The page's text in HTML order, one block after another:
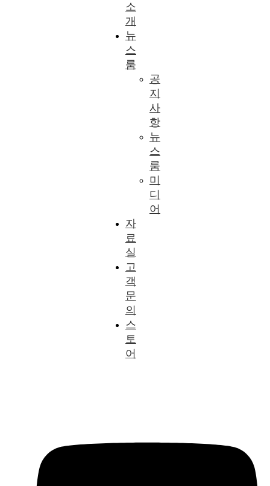
소
개
뉴
스
룸
공
지
사
항
뉴
스
룸
미
디
어
자
료
실
고
객
문
의
스
토
어